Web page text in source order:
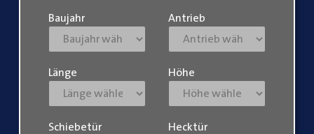
Baujahr Antrieb
Länge Höhe
Schiebetür Hecktür